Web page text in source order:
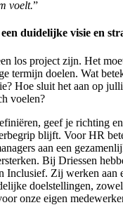
voelt.”
duidelijke visie en
los project zijn. Het
termijn doelen. Wat
Hoe sluit het aan op
voelen?
geef je richting
blijft. Voor HR
aan een
Bij Driessen
Inclusief. Zij werken aan
doelstellingen,
onze eigen